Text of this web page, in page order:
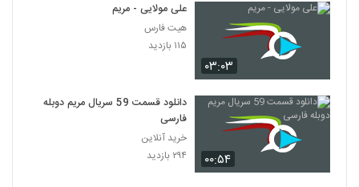
۰۳:۰۳
علی مولایی - مریم
هیت فارس
۱۱۵ بازدید
۰۰:۵۴
دانلود قسمت 59 سریال مریم دوبله
فارسی
خرید آنلاین
۲۹۴ بازدید